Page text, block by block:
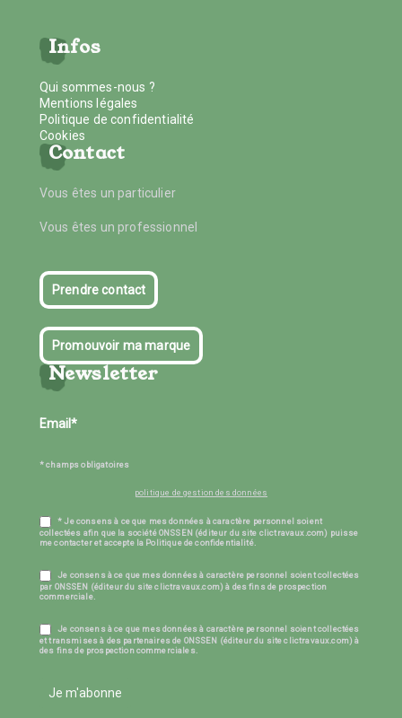
Infos
Qui sommes-nous ?
Mentions légales
Politique de confidentialité
Cookies
Contact
Vous êtes un particulier
Vous êtes un professionnel
Prendre contact
Promouvoir ma marque
Newsletter
* champs obligatoires
politique de gestion des données
* Je consens à ce que mes données à caractère personnel soient
collectées afin que la société ONSSEN (éditeur du site clictravaux.com) puisse
me contacter et accepte la Politique de confidentialité.
Je consens à ce que mes données à caractère personnel soient collectées
par ONSSEN (éditeur du site clictravaux.com) à des fins de prospection
commerciale.
Je consens à ce que mes données à caractère personnel soient collectées
et transmises à des partenaires de ONSSEN (éditeur du site clictravaux.com) à
des fins de prospection commerciales.
Je m'abonne